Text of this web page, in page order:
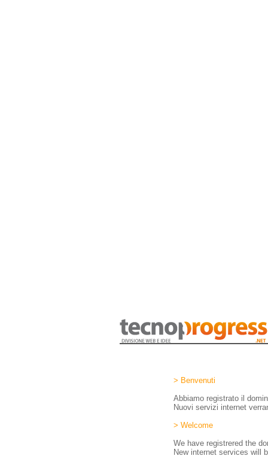
> Benvenuti
Abbiamo registrato il
Nuovi servizi internet
> Welcome
We have registrered the
New internet services will